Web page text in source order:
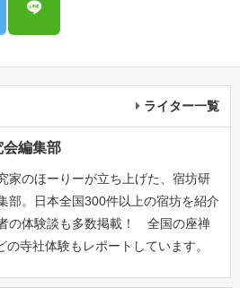
ライター一覧
会編集部
家のほーりーが立ち上げた、宿坊研
部。日本全国300件以上の宿坊を紹介
の体験談も多数掲載！ 全国の座禅
寺社体験もレポートしています。